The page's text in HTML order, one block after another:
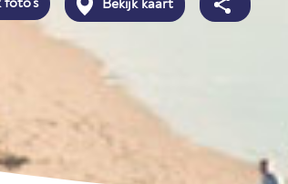
foto's Bekijk kaart